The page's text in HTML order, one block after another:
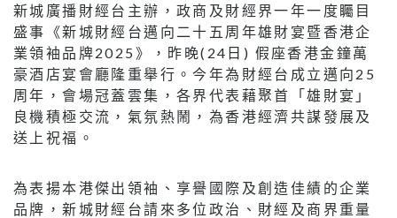
新城廣播財經台主辦，政商及財經界一年一度矚目
盛事《新城財經台邁向二十五周年雄財宴暨香港企
業領袖品牌2025》，昨晚(24日) 假座香港金鐘萬
豪酒店宴會廳隆重舉行。今年為財經台成立邁向25
周年，會場冠蓋雲集，各界代表藉聚首「雄財宴」
良機積極交流，氣氛熱鬧，為香港經濟共謀發展及
送上祝福。
為表揚本港傑出領袖、享譽國際及創造佳績的企業
品牌，新城財經台請來多位政治、財經及商界重量